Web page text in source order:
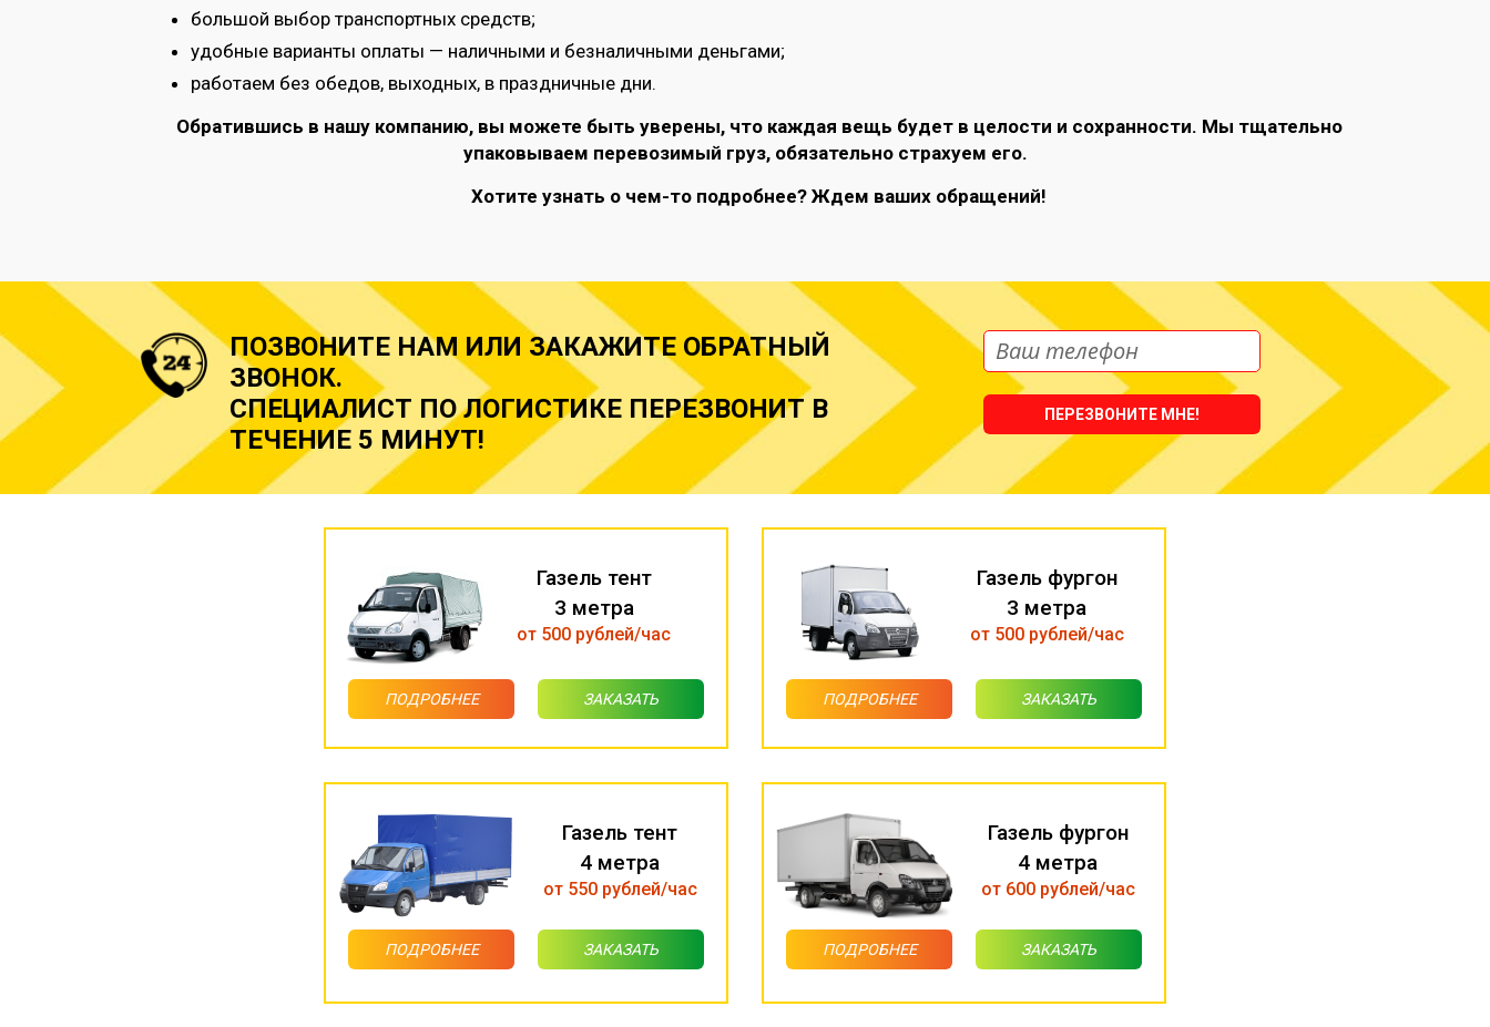
большой выбор транспортных средств;
удобные варианты оплаты — наличными и безналичными деньгами;
работаем без обедов, выходных, в праздничные дни.
Обратившись в нашу компанию, вы можете быть уверены, что каждая вещь будет в целости и сохранности. Мы тщательно
упаковываем перевозимый груз, обязательно страхуем его.
Хотите узнать о чем-то подробнее? Ждем ваших обращений!
ПОЗВОНИТЕ НАМ ИЛИ ЗАКАЖИТЕ ОБРАТНЫЙ
ЗВОНОК.
СПЕЦИАЛИСТ ПО ЛОГИСТИКЕ ПЕРЕЗВОНИТ В
ТЕЧЕНИЕ 5 МИНУТ!
ПЕРЕЗВОНИТЕ МНЕ!
Газель тент
3 метра
от 500 рублей/час
ПОДРОБНЕЕ ЗАКАЗАТЬ
Газель фургон
3 метра
от 500 рублей/час
ПОДРОБНЕЕ ЗАКАЗАТЬ
Газель тент
4 метра
от 550 рублей/час
ПОДРОБНЕЕ ЗАКАЗАТЬ
Газель фургон
4 метра
от 600 рублей/час
ПОДРОБНЕЕ ЗАКАЗАТЬ